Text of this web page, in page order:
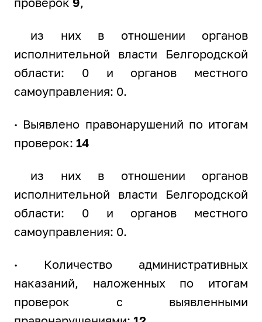
из них в отношении органов
исполнительной власти Белгородской
области: 0 и органов местного
самоуправления: 0.
· Выявлено правонарушений по итогам
проверок: 14
из них в отношении органов
исполнительной власти Белгородской
области: 0 и органов местного
самоуправления: 0.
· Количество административных
наказаний, наложенных по итогам
проверок с выявленными